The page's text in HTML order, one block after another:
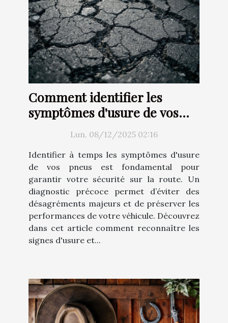
Comment identifier les
symptômes d'usure de vos
pneus ?Lun. 08/12/2025 02:16
Identifier à temps les symptômes d'usure
de vos pneus est fondamental pour
garantir votre sécurité sur la route. Un
diagnostic précoce permet d’éviter des
désagréments majeurs et de préserver les
performances de votre véhicule. Découvrez
dans cet article comment reconnaître les
signes d'usure et...